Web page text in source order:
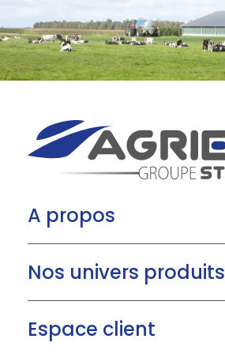
A propos
Nos univers produits
Espace client